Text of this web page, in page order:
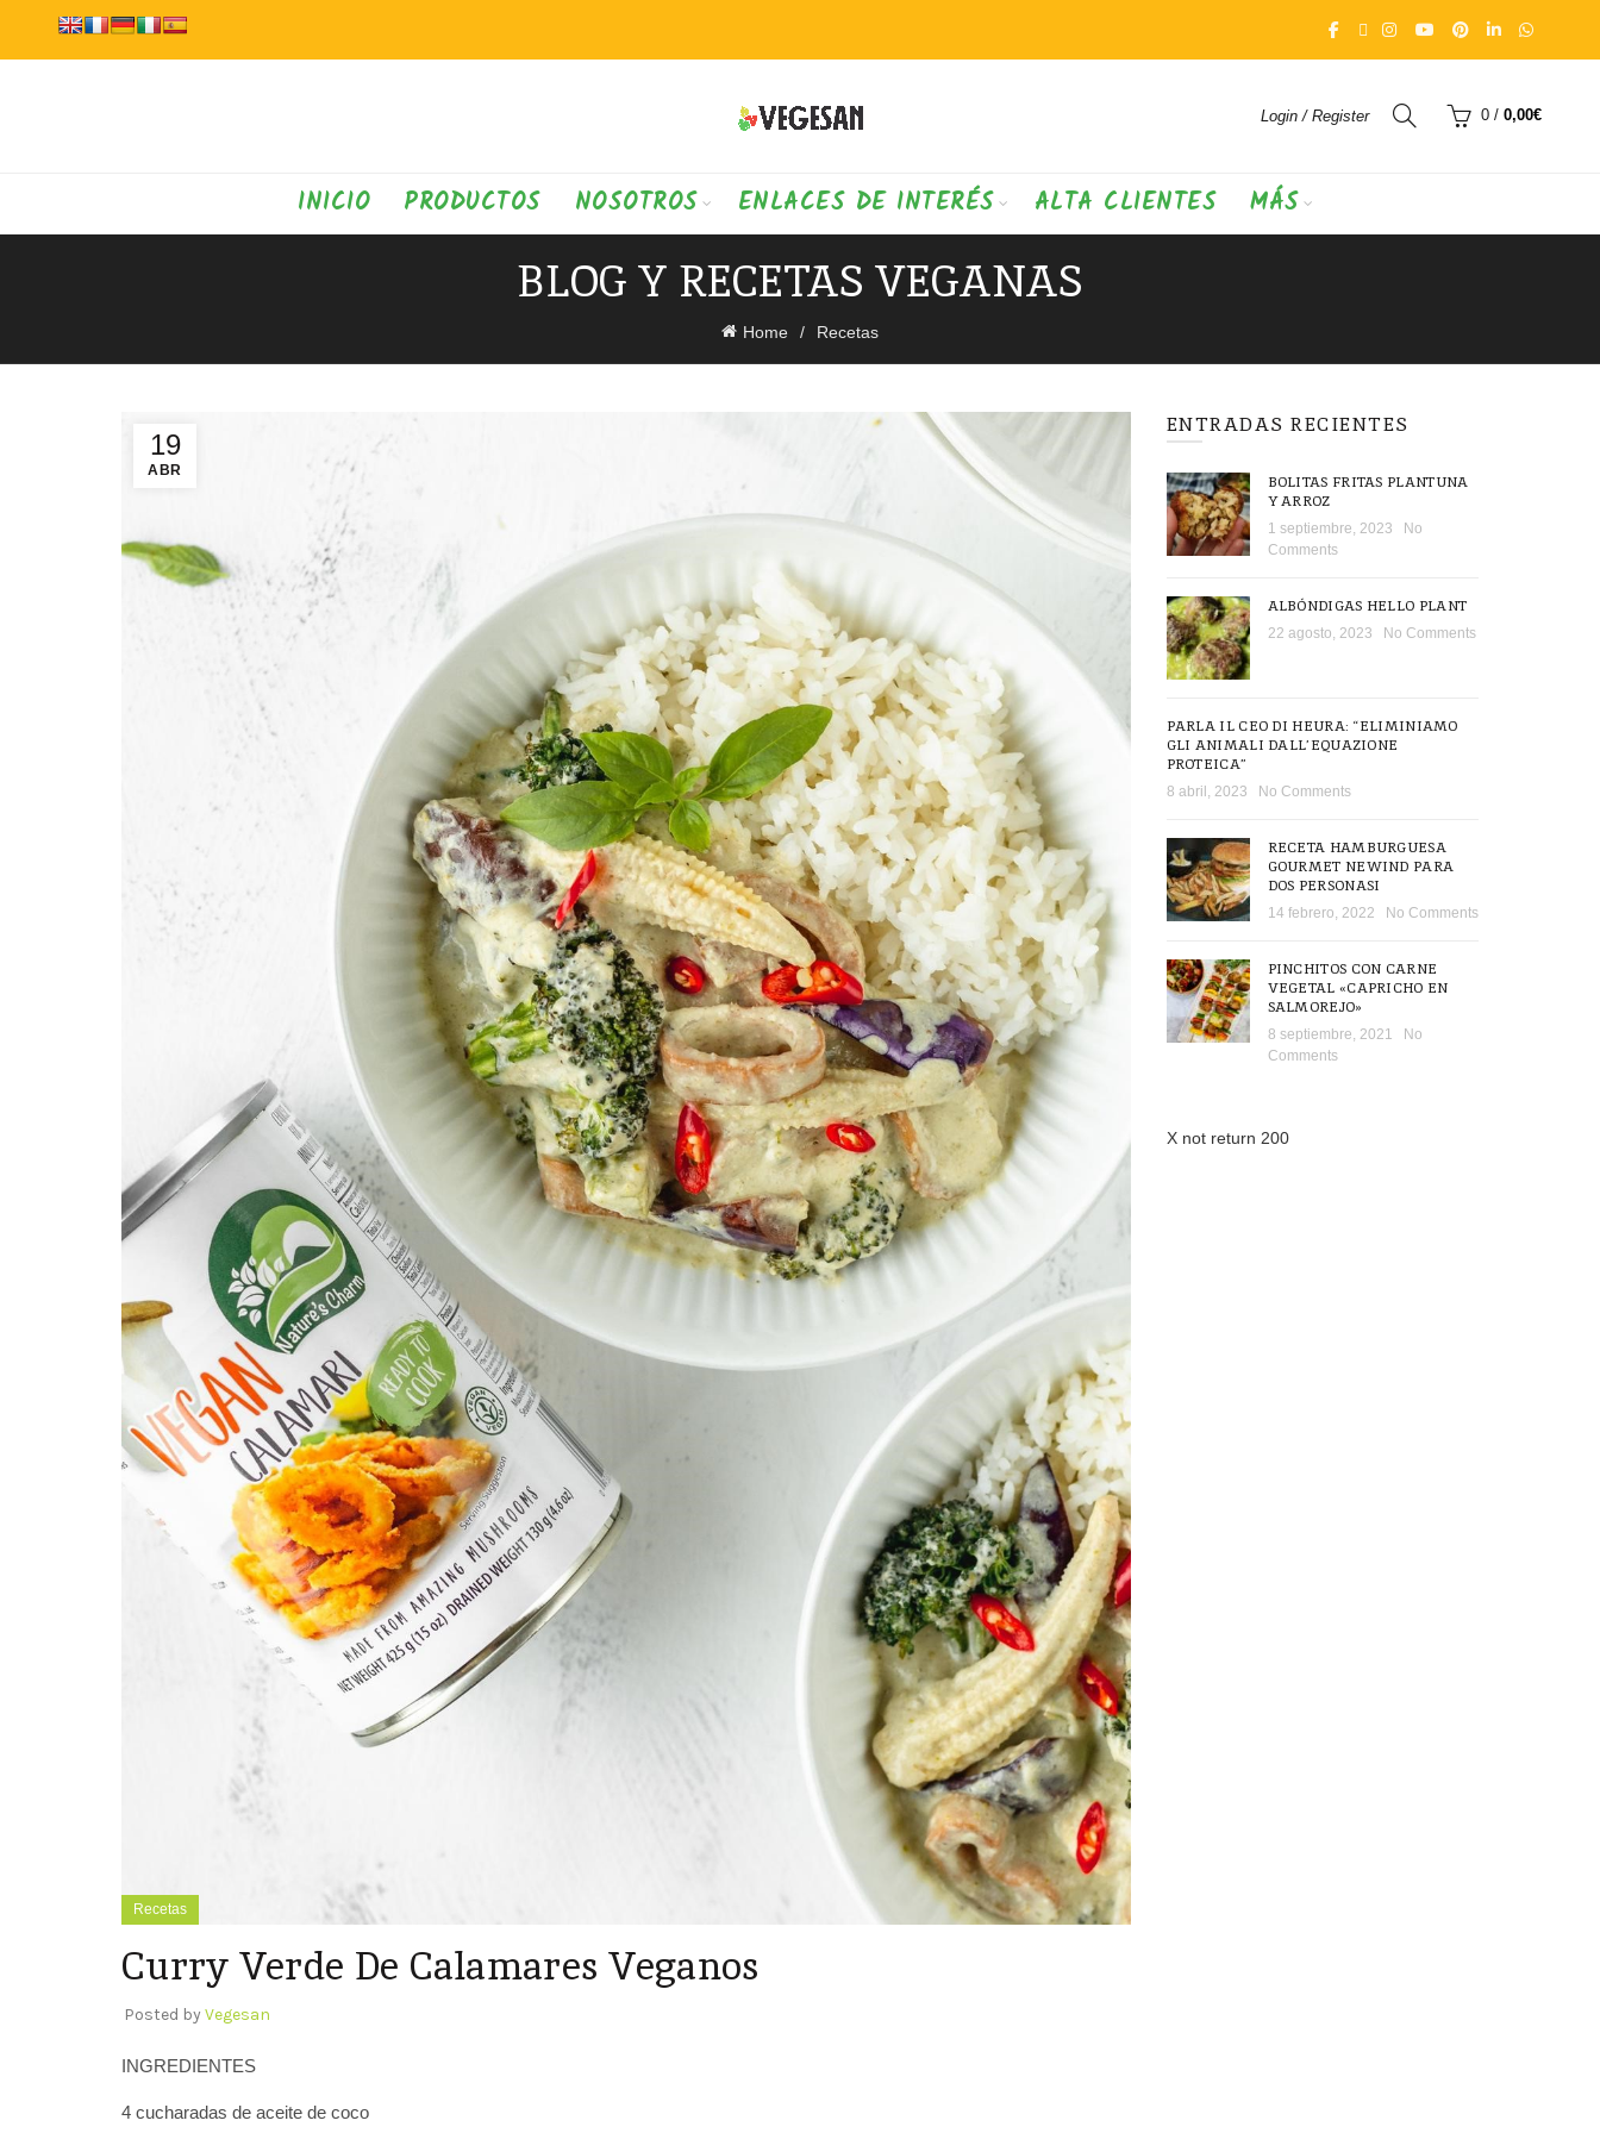
Login / Register 0 / 0,00€
INICIO PRODUCTOS NOSOTROS ENLACES DE INTERÉS ALTA CLIENTES MÁS
BLOG Y RECETAS VEGANAS
Home Recetas
19
ABR
Recetas
Curry Verde De Calamares Veganos
Posted byVegesan
INGREDIENTES
4 cucharadas de aceite de coco
ENTRADAS RECIENTES
BOLITAS FRITAS PLANTUNA
Y ARROZ
1 septiembre, 2023
No
Comments
ALBÓNDIGAS HELLO PLANT
22 agosto, 2023 No Comments
PARLA IL CEO DI HEURA: “ELIMINIAMO
GLI ANIMALI DALL’EQUAZIONE
PROTEICA”
8 abril, 2023 No Comments
RECETA HAMBURGUESA
GOURMET NEWIND PARA
DOS PERSONASI
14 febrero, 2022 No Comments
PINCHITOS CON CARNE
VEGETAL «CAPRICHO EN
SALMOREJO»
8 septiembre, 2021
No
Comments
X not return 200